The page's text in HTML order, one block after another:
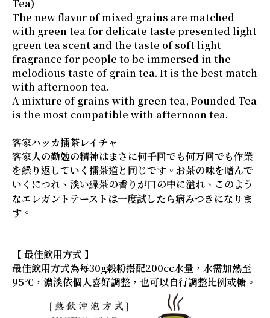
Tea)
The new flavor of mixed grains are matched
with green tea for delicate taste presented light
green tea scent and the taste of soft light
fragrance for people to be immersed in the
melodious taste of grain tea. It is the best match
with afternoon tea.
A mixture of grains with green tea, Pounded Tea
is the most compatible with afternoon tea.
客家ハッカ擂茶レイチャ
客家人の勤勉の精神はまさに何千回でも何万回でも作業
を繰り返していく擂茶道と同じです。お茶の味を嗜んで
いくにつれ、淡い緑茶の香りが口の中に溢れ、このよう
なエレガントテーストは一度試したら病みつきになりま
す。
【 最佳飲用方式 】
最佳飲用方式為每30g穀粉搭配200cc水量，水需加熱至
95℃，濃淡依個人喜好調整，也可以自行調整比例或糖。